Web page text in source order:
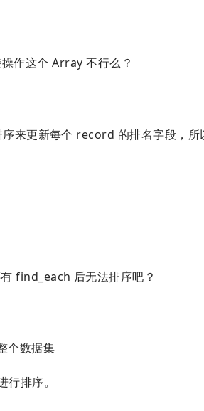
作这个 Array 不行么？
来更新每个 record 的排名字段，所
find_each 后无法排序吧？
个数据集
排序。